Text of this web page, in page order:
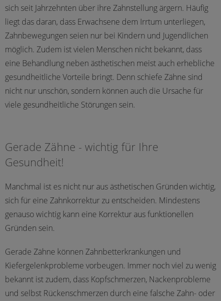
sich seit Jahrzehnten über ihre Zahnstellung ärgern. Häufig
liegt das daran, dass Erwachsene dem Irrtum unterliegen,
Zahnbewegungen seien nur bei Kindern und Jugendlichen
möglich. Zudem ist vielen Menschen nicht bekannt, dass
eine Behandlung neben ästhetischen meist auch erhebliche
gesundheitliche Vorteile bringt. Denn schiefe Zähne sind
nicht nur unschön, sondern können auch die Ursache für
viele gesundheitliche Störungen sein.
Gerade Zähne - wichtig für Ihre
Gesundheit!
Manchmal ist es nicht nur aus ästhetischen Gründen wichtig,
sich für eine Zahnkorrektur zu entscheiden. Mindestens
genauso wichtig kann eine Korrektur aus funktionellen
Gründen sein.
Gerade Zähne können Zahnbetterkrankungen und
Kiefergelenkprobleme vorbeugen. Immer noch viel zu wenig
bekannt ist zudem, dass Kopfschmerzen, Nackenprobleme
und selbst Rückenschmerzen durch eine falsche Zahn- oder